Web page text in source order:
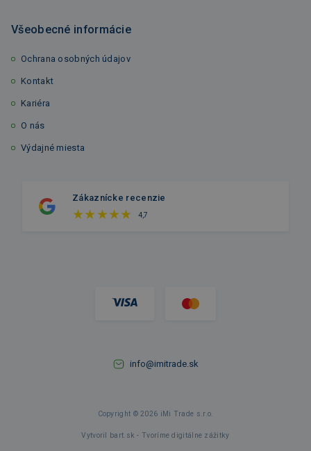
Všeobecné informácie
Ochrana osobných údajov
Kontakt
Kariéra
O nás
Výdajné miesta
Zákaznícke recenzie
4,7
info@imitrade.sk
Copyright © 2026 iMi Trade s.r.o.
Vytvoril bart.sk - Tvoríme digitálne zážitky